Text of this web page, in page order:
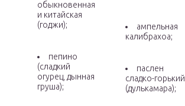
обыкновенная
и китайская
(годжи);
пепино
(сладкий
огурец, дынная
груша);
ампельная
калибрахоа;
паслен
сладко-горький
(дулькамара);